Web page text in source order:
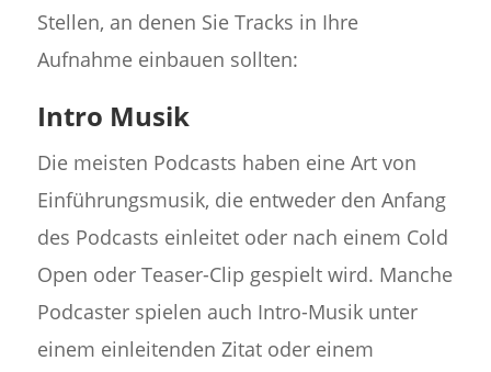
Stellen, an denen Sie Tracks in Ihre
Aufnahme einbauen sollten:
Intro Musik
Die meisten Podcasts haben eine Art von
Einführungsmusik, die entweder den Anfang
des Podcasts einleitet oder nach einem Cold
Open oder Teaser-Clip gespielt wird. Manche
Podcaster spielen auch Intro-Musik unter
einem einleitenden Zitat oder einem